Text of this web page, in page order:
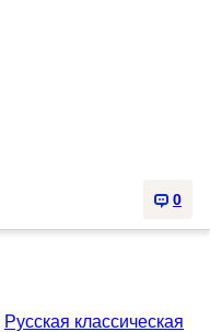
0
Русская классическая